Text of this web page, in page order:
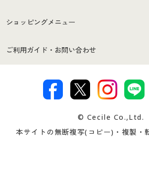
はじめての方へ
セシールご利用規約
著作権・商標について 会社案内
ショッピングメニュー
商品カテゴリ
プレゼント＆キャンペーン サイトマ
ご利用ガイド・お問い合わせ
交換・返品は お支払は
ついて
忘れの場
© Cecile Co.,Ltd.
本サイトの無断複写(コピー)・複製・